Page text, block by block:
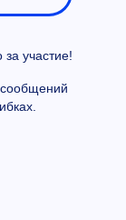
участие!
сообщений